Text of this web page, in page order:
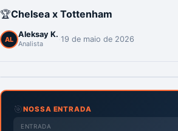
🏆Chelsea x Tottenham
AL
Aleksay K.
Analista 19 de maio de 2026
🎯NOSSA ENTRADA
ENTRADA